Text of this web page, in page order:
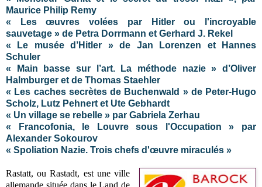
Maurice Philip Remy
« Les œuvres volées par Hitler ou l'incroyable
sauvetage » de Petra Dorrmann et Gerhard J. Rekel
« Le musée d’Hitler » de Jan Lorenzen et Hannes
Schuler
« Main basse sur l’art. La méthode nazie » d’Oliver
Halmburger et de Thomas Staehler
« Les caches secrètes de Buchenwald » de Peter-Hugo
Scholz, Lutz Pehnert et Ute Gebhardt
« Un village se rebelle » par Gabriela Zerhau
« Francofonia, le Louvre sous l'Occupation » par
Alexander Sokourov
« Spoliation Nazie. Trois chefs d'œuvre miraculés »
Rastatt, ou Rastadt, est une ville
allemande située dans le Land de